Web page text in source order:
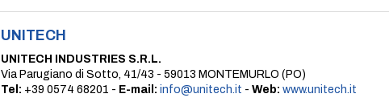
UNITECH
UNITECH INDUSTRIES S.R.L.
Via Parugiano di Sotto, 41/43 - 59013 MONTEMURLO (PO)
Tel: +39 0574 68201 - E-mail: info@unitech.it - Web: www.unitech.it